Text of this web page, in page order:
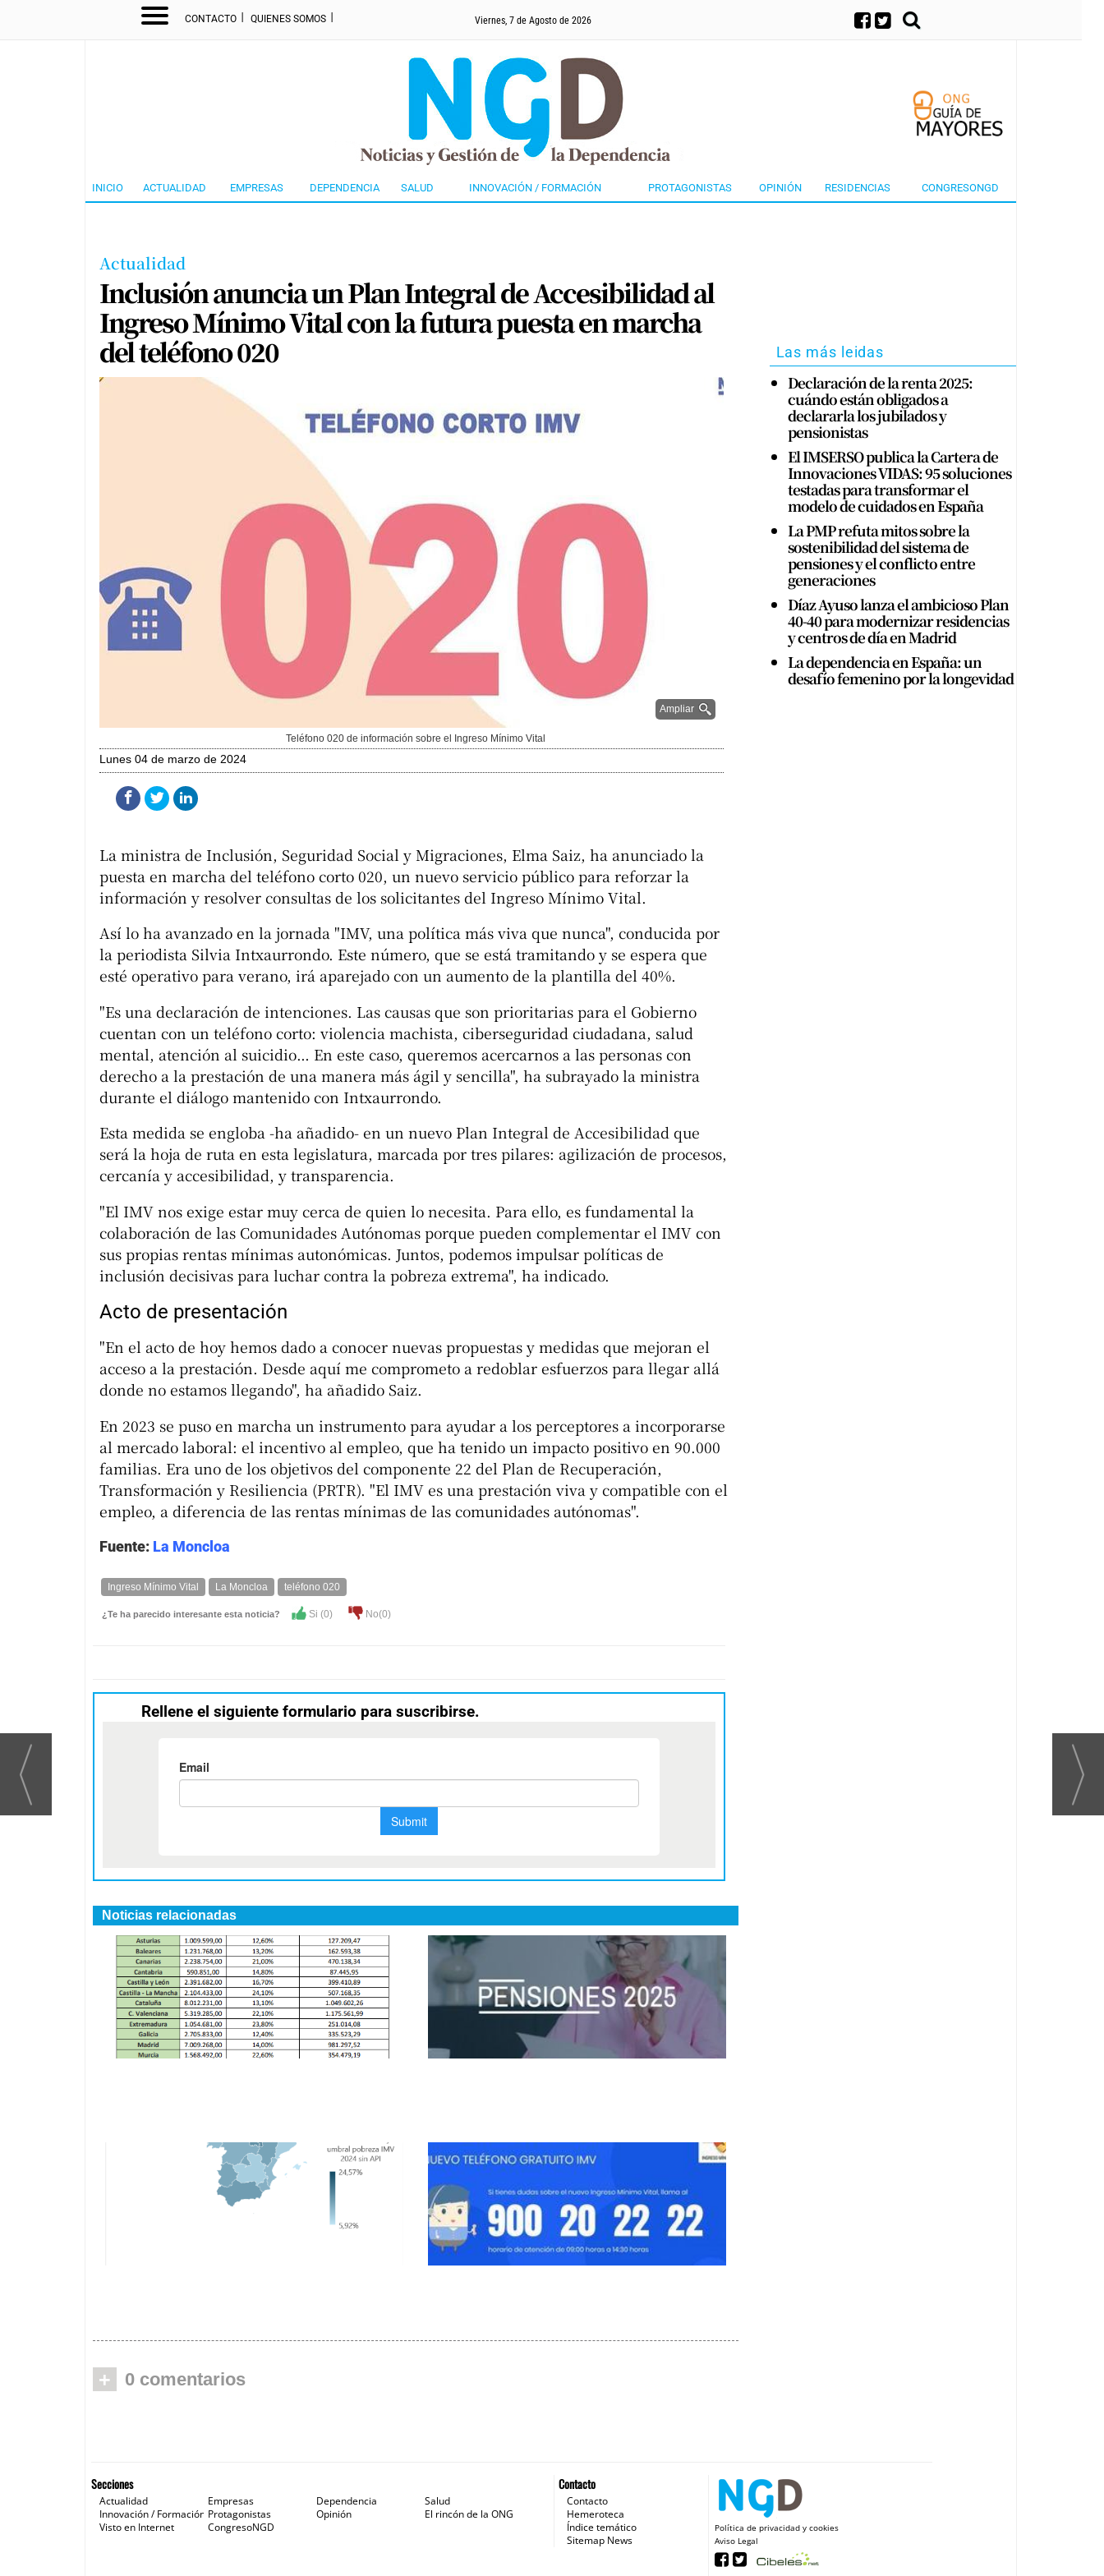
CONTACTO I QUIENES SOMOS I Viernes, 7 de Agosto de 2026
INICIO ACTUALIDAD EMPRESAS DEPENDENCIA SALUD INNOVACIÓN / FORMACIÓN PROTAGONISTAS OPINIÓN RESIDENCIAS CONGRESONGD
Actualidad
Inclusión anuncia un Plan Integral de Accesibilidad al
Ingreso Mínimo Vital con la futura puesta en marcha
del teléfono 020
Ampliar
Teléfono 020 de información sobre el Ingreso Mínimo Vital
lunes 04 de marzo de 2024
La ministra de Inclusión, Seguridad Social y Migraciones, Elma Saiz, ha anunciado la
puesta en marcha del teléfono corto 020, un nuevo servicio público para reforzar la
información y resolver consultas de los solicitantes del Ingreso Mínimo Vital.
Así lo ha avanzado en la jornada "IMV, una política más viva que nunca", conducida por
la periodista Silvia Intxaurrondo. Este número, que se está tramitando y se espera que
esté operativo para verano, irá aparejado con un aumento de la plantilla del 40%.
"Es una declaración de intenciones. Las causas que son prioritarias para el Gobierno
cuentan con un teléfono corto: violencia machista, ciberseguridad ciudadana, salud
mental, atención al suicidio… En este caso, queremos acercarnos a las personas con
derecho a la prestación de una manera más ágil y sencilla", ha subrayado la ministra
durante el diálogo mantenido con Intxaurrondo.
Esta medida se engloba -ha añadido- en un nuevo Plan Integral de Accesibilidad que
será la hoja de ruta en esta legislatura, marcada por tres pilares: agilización de procesos,
cercanía y accesibilidad, y transparencia.
"El IMV nos exige estar muy cerca de quien lo necesita. Para ello, es fundamental la
colaboración de las Comunidades Autónomas porque pueden complementar el IMV con
sus propias rentas mínimas autonómicas. Juntos, podemos impulsar políticas de
inclusión decisivas para luchar contra la pobreza extrema", ha indicado.
Acto de presentación
"En el acto de hoy hemos dado a conocer nuevas propuestas y medidas que mejoran el
acceso a la prestación. Desde aquí me comprometo a redoblar esfuerzos para llegar allá
donde no estamos llegando", ha añadido Saiz.
En 2023 se puso en marcha un instrumento para ayudar a los perceptores a incorporarse
al mercado laboral: el incentivo al empleo, que ha tenido un impacto positivo en 90.000
familias. Era uno de los objetivos del componente 22 del Plan de Recuperación,
Transformación y Resiliencia (PRTR). "El IMV es una prestación viva y compatible con el
empleo, a diferencia de las rentas mínimas de las comunidades autónomas".
Fuente: La Moncloa
Ingreso Mínimo Vital La Moncloa teléfono 020
¿Te ha parecido interesante esta noticia? Si (0) No(0)
Rellene el siguiente formulario para suscribirse.
Noticias relacionadas
+ 0 comentarios
Las más leidas
Declaración de la renta 2025:
cuándo están obligados a
declararla los jubilados y
pensionistas
El IMSERSO publica la Cartera de
Innovaciones VIDAS: 95 soluciones
testadas para transformar el
modelo de cuidados en España
La PMP refuta mitos sobre la
sostenibilidad del sistema de
pensiones y el conflicto entre
generaciones
Díaz Ayuso lanza el ambicioso Plan
40-40 para modernizar residencias
y centros de día en Madrid
La dependencia en España: un
desafío femenino por la longevidad
Contacto
Contacto
Hemeroteca
Índice temático
Sitemap News
Política de privacidad y cookies
Aviso Legal
Secciones
Actualidad Empresas Dependencia
Salud
Innovación / Formación Protagonistas Opinión
El rincón de la ONG
Visto en Internet
CongresoNGD